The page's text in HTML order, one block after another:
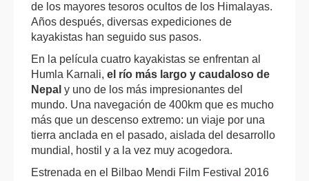
de los mayores tesoros ocultos de los Himalayas.
Años después, diversas expediciones de
kayakistas han seguido sus pasos.
En la película cuatro kayakistas se enfrentan al
Humla Karnali, el río más largo y caudaloso de
Nepal y uno de los más impresionantes del
mundo. Una navegación de 400km que es mucho
más que un descenso extremo: un viaje por una
tierra anclada en el pasado, aislada del desarrollo
mundial, hostil y a la vez muy acogedora.
Estrenada en el Bilbao Mendi Film Festival 2016